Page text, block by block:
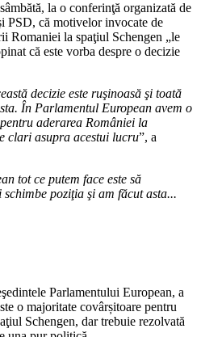
la o conferinţă organizată de
PSD, că motivelor invocate de
Romaniei la spaţiul Schengen „le
că este vorba despre o decizie
decizie este ruşinoasă şi toată
În Parlamentul European avem o
aderarea României la
clari asupra acestui lucru”, a
tot ce putem face este să
poziţia şi am făcut asta...
Parlamentului European, a
o majoritate covârșitoare pentru
Schengen, dar trebuie rezolvată